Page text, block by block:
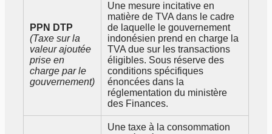
PPN DTP
(Taxe sur la
valeur ajoutée
prise en
charge par le
gouvernement)
Une mesure incitative en
matière de TVA dans le cadre
de laquelle le gouvernement
indonésien prend en charge la
TVA due sur les transactions
éligibles. Sous réserve des
conditions spécifiques
énoncées dans la
réglementation du ministère
des Finances.
Une taxe à la consommation